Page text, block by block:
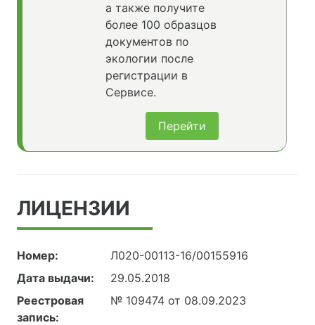
а также получите
более 100 образцов
документов по
экологии после
регистрации в
Сервисе.
Перейти
ЛИЦЕНЗИИ
Номер:
Л020-00113-16/00155916
Дата выдачи:
29.05.2018
Реестровая
запись:
№ 109474 от 08.09.2023